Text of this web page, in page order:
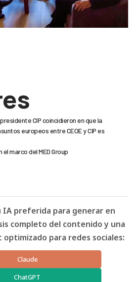
CIP coincidieron en que la
europeos entre CEOE y CIP es
el marco del MED Group
IA preferida para generar en
completo del contenido y una
para redes sociales:
Claude
ChatGPT